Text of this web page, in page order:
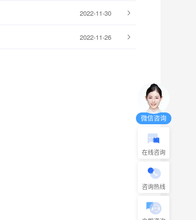
2022-11-30
2022-11-26
微信咨询
在线咨询
咨询热线